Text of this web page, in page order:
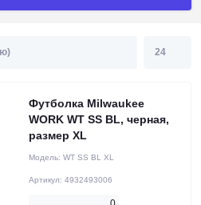
Футболка Milwaukee
WORK WT SS BL, черная,
размер XL
Модель: WT SS BL XL
Артикул: 4932493006